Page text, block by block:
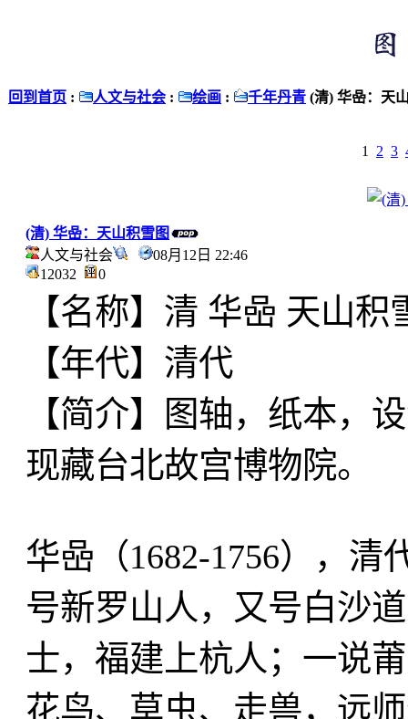
回到首页 : 人文与社会 : 绘画 : 千年丹青 (清) 华喦：天
1 2 3
(清) 华喦：天山积雪图
人文与社会
08月12日 22:46
12032
0
【名称】清 华喦 天山积
【年代】清代
【简介】图轴，纸本，
现藏台北故宫博物院。
华喦（1682-1756），
号新罗山人，又号白沙
士，福建上杭人；一说
花鸟、草虫、走兽，远